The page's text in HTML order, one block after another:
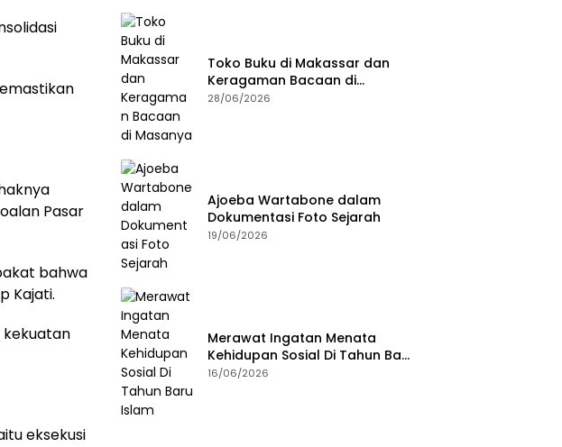
Pasar
bahwa
Kajati.
kekuatan
eksekusi
Toko Buku di Makassar dan
Keragaman Bacaan di
Masanya
28/06/2026
Ajoeba Wartabone dalam
Dokumentasi Foto Sejarah
19/06/2026
Merawat Ingatan Menata
Kehidupan Sosial Di Tahun Baru
Islam
16/06/2026